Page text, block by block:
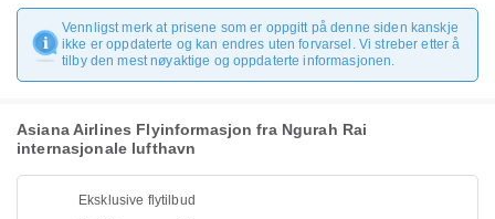
Vennligst merk at prisene som er oppgitt på denne siden kanskje
ikke er oppdaterte og kan endres uten forvarsel. Vi streber etter å
tilby den mest nøyaktige og oppdaterte informasjonen.
Asiana Airlines Flyinformasjon fra Ngurah Rai
internasjonale lufthavn
Eksklusive flytilbud